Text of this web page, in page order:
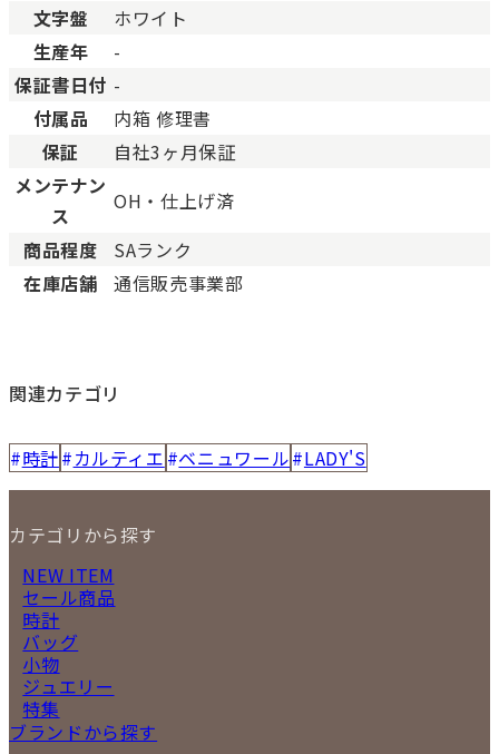
文字盤
ホワイト
生産年
-
保証書日付 -
付属品
内箱 修理書
保証
自社3ヶ月保証
メンテナン
ス
OH・仕上げ済
商品程度
SAランク
在庫店舗
通信販売事業部
関連カテゴリ
時計 カルティエ ベニュワール LADY'S
カテゴリから探す
NEW ITEM
セール商品
時計
バッグ
小物
ジュエリー
特集
ブランドから探す